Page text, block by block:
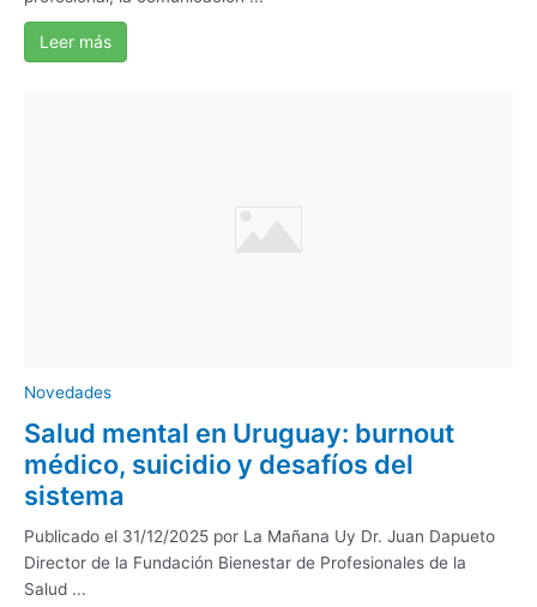
Leer más
Novedades
Salud mental en Uruguay: burnout
médico, suicidio y desafíos del
sistema
Publicado el 31/12/2025 por La Mañana Uy Dr. Juan Dapueto
Director de la Fundación Bienestar de Profesionales de la
Salud ...